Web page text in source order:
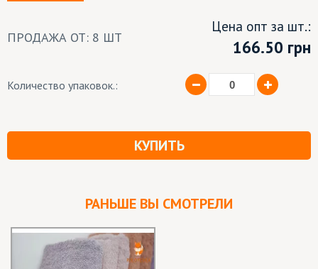
ПРОДАЖА ОТ: 8 ШТ
Цена опт за шт.:
166.50 грн
Количество упаковок.:
КУПИТЬ
РАНЬШЕ ВЫ СМОТРЕЛИ